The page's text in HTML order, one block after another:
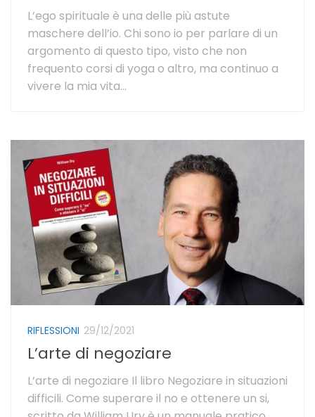
L’ego spirituale è una delle più astute
maschere dell’io. Chi sono io per parlare di un
argomento di questo tipo, visto che non
frequento corsi di yoga o altro, ma continuo a
vivere la mia vita...
RIFLESSIONI 29/12/2021
L’arte di negoziare
L’arte di negoziare Il libro Negoziare in situazioni
difficili. Come superare il no e ottenere un si,